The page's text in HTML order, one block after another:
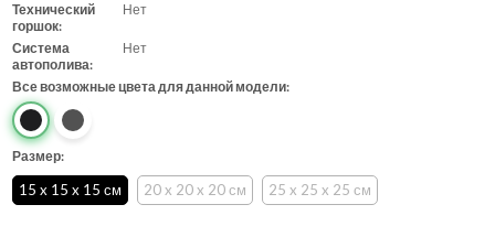
Технический
горшок:
Нет
Система
автополива:
Нет
Все возможные цвета для данной модели:
Размер:
15 x 15 x 15 см 20 x 20 x 20 см 25 x 25 x 25 см